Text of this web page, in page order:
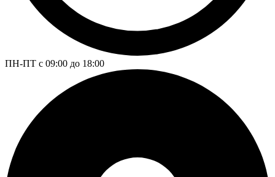
ПН-ПТ с 09:00 до 18:00